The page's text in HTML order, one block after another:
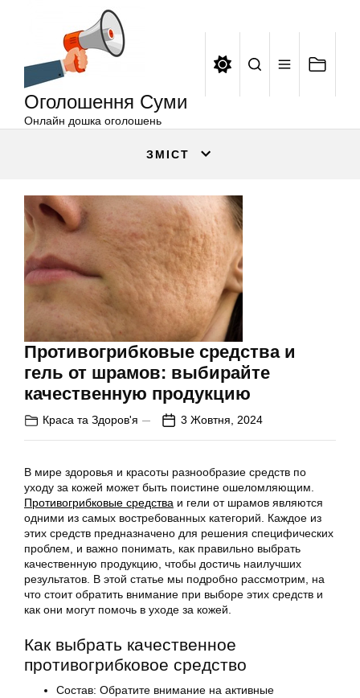
Оголошення Суми
Онлайн дошка оголошень
ЗМІСТ
Противогрибковые средства и
гель от шрамов: выбирайте
качественную продукцию
Краса та Здоров'я 3 Жовтня, 2024
В мире здоровья и красоты разнообразие средств по
уходу за кожей может быть поистине ошеломляющим.
Противогрибковые средства и гели от шрамов являются
одними из самых востребованных категорий. Каждое из
этих средств предназначено для решения специфических
проблем, и важно понимать, как правильно выбрать
качественную продукцию, чтобы достичь наилучших
результатов. В этой статье мы подробно рассмотрим, на
что стоит обратить внимание при выборе этих средств и
как они могут помочь в уходе за кожей.
Как выбрать качественное
противогрибковое средство
Состав: Обратите внимание на активные